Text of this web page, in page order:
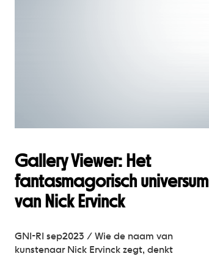
Gallery Viewer: Het
fantasmagorisch universum
van Nick Ervinck
GNI-RI sep2023 / Wie de naam van
kunstenaar Nick Ervinck zegt, denkt